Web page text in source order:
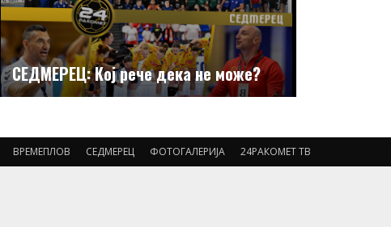
СЕДМЕРЕЦ: Кој рече дека не може?
ВРЕМЕПЛОВ СЕДМЕРЕЦ ФОТОГАЛЕРИЈА 24РАКОМЕТ ТВ